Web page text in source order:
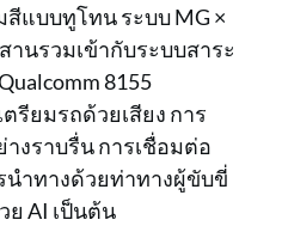
แบบทูโทน ระบบ MG ×
านรวมเข้ากับระบบสาระ
8155
รียมรถด้วยเสียง การ
งราบรื่น การเชื่อมต่อ
นำทางด้วยท่าทางผู้ขับขี่
AI เป็นต้น